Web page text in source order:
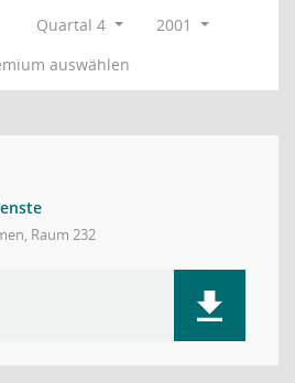
Quartal 4
2001
auswählen
Raum 232